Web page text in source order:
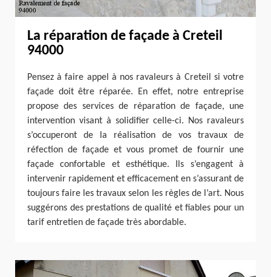
La réparation de façade à Creteil
94000
Pensez à faire appel à nos ravaleurs à Creteil si votre
façade doit être réparée. En effet, notre entreprise
propose des services de réparation de façade, une
intervention visant à solidifier celle-ci. Nos ravaleurs
s’occuperont de la réalisation de vos travaux de
réfection de façade et vous promet de fournir une
façade confortable et esthétique. Ils s’engagent à
intervenir rapidement et efficacement en s’assurant de
toujours faire les travaux selon les règles de l’art. Nous
suggérons des prestations de qualité et fiables pour un
tarif entretien de façade très abordable.